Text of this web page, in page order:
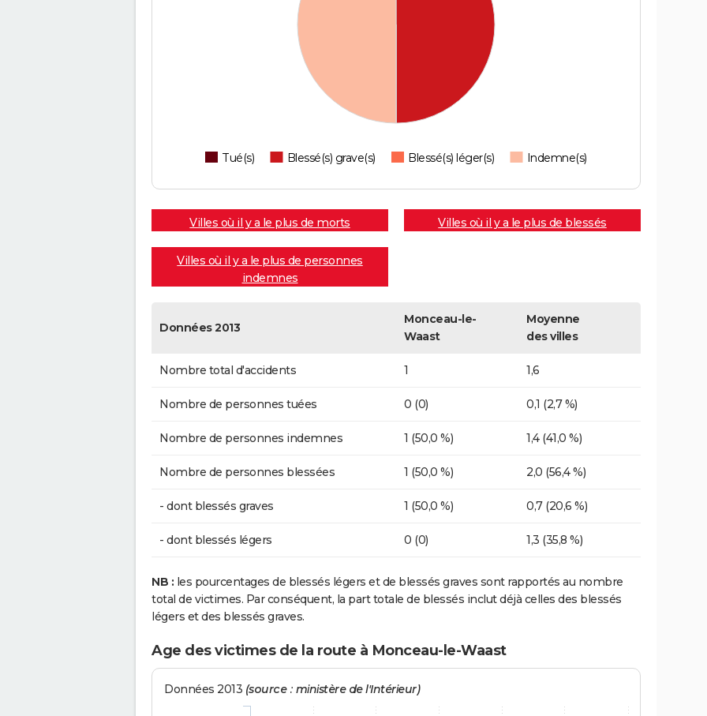
Tué(s) Blessé(s) grave(s) Blessé(s) léger(s) Indemne(s)
Villes où il y a le plus de morts Villes où il y a le plus de blessés
Villes où il y a le plus de personnes
indemnes
Données 2013
Monceau-le-
Waast
Moyenne
des villes
Nombre total d'accidents 1 1,6
Nombre de personnes tuées 0 (0) 0,1 (2,7 %)
Nombre de personnes indemnes 1 (50,0 %) 1,4 (41,0 %)
Nombre de personnes blessées 1 (50,0 %) 2,0 (56,4 %)
- dont blessés graves 1 (50,0 %) 0,7 (20,6 %)
- dont blessés légers 0 (0) 1,3 (35,8 %)
NB : les pourcentages de blessés légers et de blessés graves sont rapportés au nombre
total de victimes. Par conséquent, la part totale de blessés inclut déjà celles des blessés
légers et des blessés graves.
Age des victimes de la route à Monceau-le-Waast
Données 2013 (source : ministère de l'Intérieur)